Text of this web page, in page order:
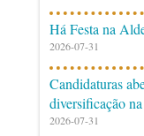
Há Festa na
2026-07-31
Candidaturas
diversificação
2026-07-31